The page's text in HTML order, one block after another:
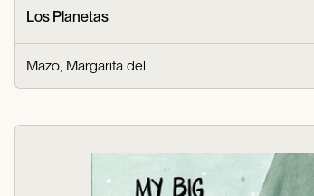
Los Planetas
Mazo, Margarita del